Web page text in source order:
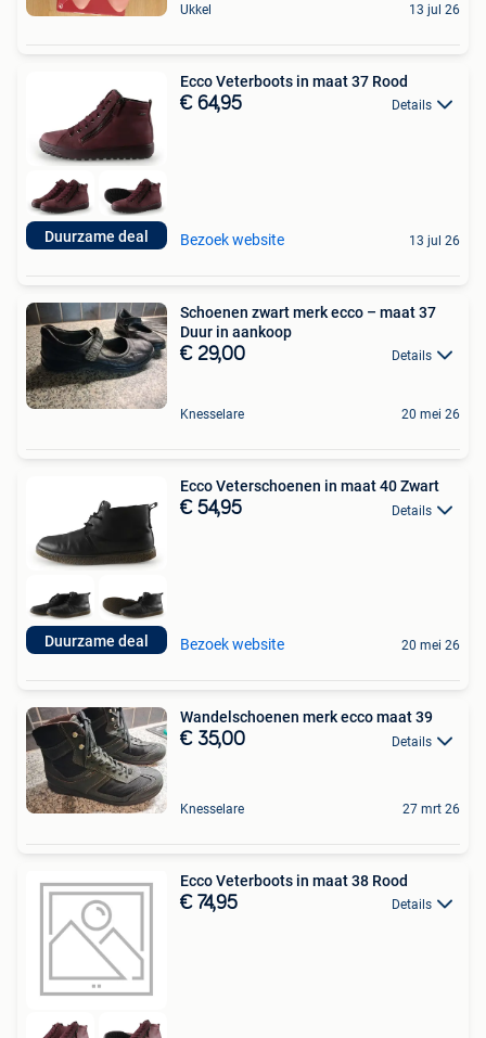
Ukkel 13 jul 26
Duurzame deal
Ecco Veterboots in maat 37 Rood
€ 64,95 Details
Bezoek website 13 jul 26
Schoenen zwart merk ecco – maat 37
Duur in aankoop
€ 29,00 Details
Knesselare 20 mei 26
Duurzame deal
Ecco Veterschoenen in maat 40 Zwart
€ 54,95 Details
Bezoek website 20 mei 26
Wandelschoenen merk ecco maat 39
€ 35,00 Details
Knesselare 27 mrt 26
Ecco Veterboots in maat 38 Rood
€ 74,95 Details